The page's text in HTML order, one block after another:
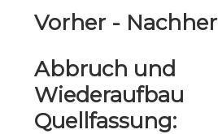
Vorher - Nachher
Abbruch und
Wiederaufbau
Quellfassung: